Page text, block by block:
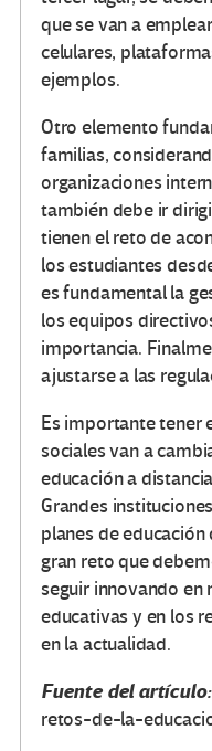
que se van a
celulares,
ejemplos.
Otro elemento
familias,
organizaciones
también debe ir
tienen el reto de
los estudiantes
es fundamental la
los equipos
importancia.
ajustarse a las
Es importante tener
sociales van a
educación a
Grandes
planes de
gran reto que
seguir innovando en
educativas y en los
en la actualidad.
Fuente del artículo:
retos-de-la-